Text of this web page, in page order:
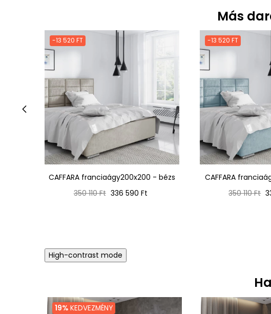
Más
-13 520 FT
CAFFARA franciaágy200x200 - bézs
Normál
350 110 Ft Ár
336 590 Ft
-13 520 FT
CAFFARA
Normál
350 110 Ft
High-contrast mode
19% KEDVEZMÉNY